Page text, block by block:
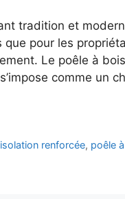
tradition et
pour les
Le poêle à bois
comme un
isolation renforcée, poêle